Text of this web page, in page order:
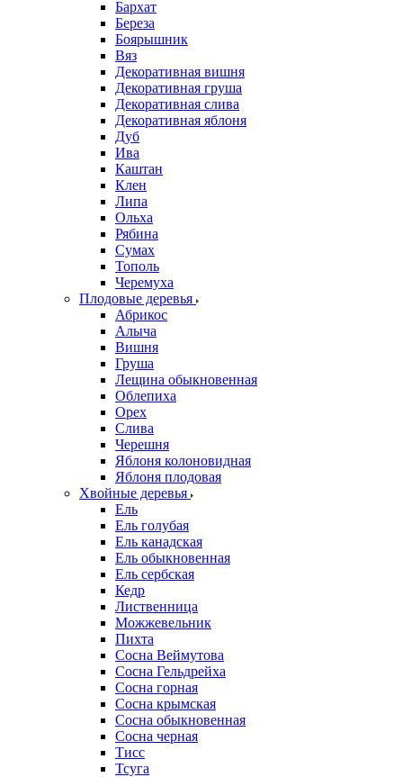
Бархат
Береза
Боярышник
Вяз
Декоративная вишня
Декоративная груша
Декоративная слива
Декоративная яблоня
Дуб
Ива
Каштан
Клен
Липа
Ольха
Рябина
Сумах
Тополь
Черемуха
Плодовые деревья
Абрикос
Алыча
Вишня
Груша
Лещина обыкновенная
Облепиха
Орех
Слива
Черешня
Яблоня колоновидная
Яблоня плодовая
Хвойные деревья
Ель
Ель голубая
Ель канадская
Ель обыкновенная
Ель сербская
Кедр
Лиственница
Можжевельник
Пихта
Сосна Веймутова
Сосна Гельдрейха
Сосна горная
Сосна крымская
Сосна обыкновенная
Сосна черная
Тисс
Тсуга